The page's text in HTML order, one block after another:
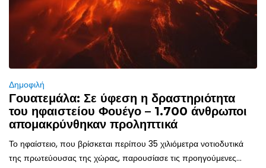
Δημοφιλή
Γουατεμάλα: Σε ύφεση η δραστηριότητα
του ηφαιστείου Φουέγο – 1.700 άνθρωποι
απομακρύνθηκαν προληπτικά
Το ηφαίστειο, που βρίσκεται περίπου 35 χιλιόμετρα νοτιοδυτικά
της πρωτεύουσας της χώρας, παρουσίασε τις προηγούμενες...